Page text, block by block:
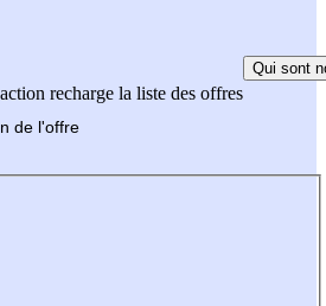
recharge la liste des offres
Qui sont
de l'offre